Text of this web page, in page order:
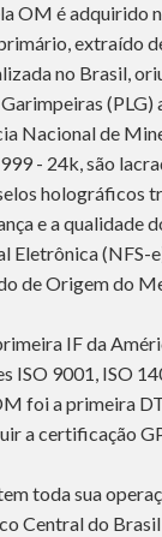
OM é adquirido
extraído
no Brasil,
(PLG)
Nacional de
- 24k, são
holográficos
e a qualidade
Eletrônica (NFS-
de Origem do
IF da
ISO 9001, ISO
foi a primeira
a certificação
toda sua
Central do